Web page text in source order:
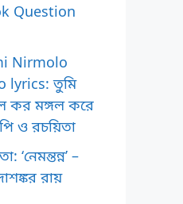
Question
Nirmolo
lyrics: তুমি
কর মঙ্গল করে
ও রচয়িতা
‘নেমন্তন্ন’ –
রায়